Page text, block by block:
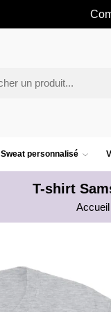
Sweat personnalisé
T-shirt
Accueil